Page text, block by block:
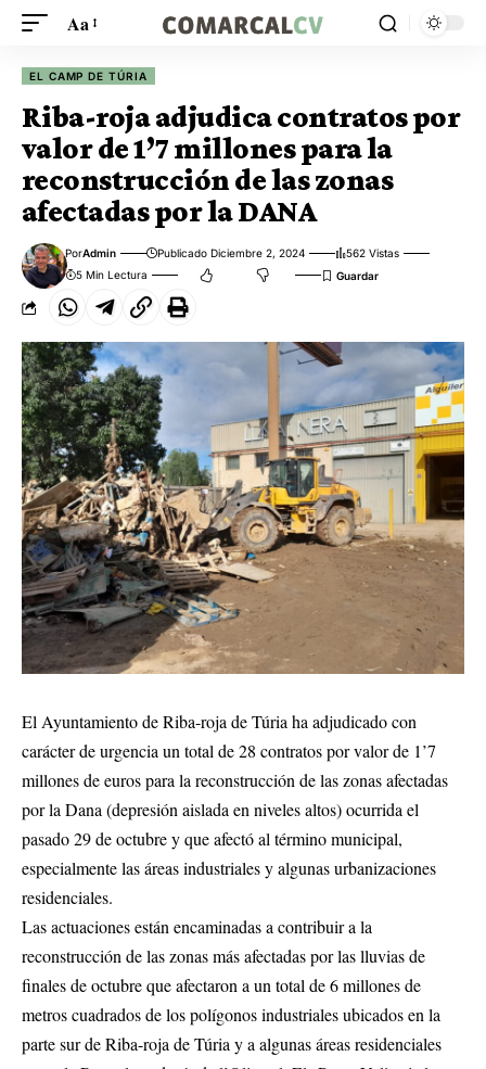
Aa
EL CAMP DE TÚRIA
Riba-roja adjudica contratos por
valor de 1’7 millones para la
reconstrucción de las zonas
afectadas por la DANA
PorAdmin Publicado Diciembre 2, 2024
562 Vistas
5 Min Lectura
El Ayuntamiento de Riba-roja de Túria ha adjudicado con
carácter de urgencia un total de 28 contratos por valor de 1’7
millones de euros para la reconstrucción de las zonas afectadas
por la Dana (depresión aislada en niveles altos) ocurrida el
pasado 29 de octubre y que afectó al término municipal,
especialmente las áreas industriales y algunas urbanizaciones
residenciales.
Las actuaciones están encaminadas a contribuir a la
reconstrucción de las zonas más afectadas por las lluvias de
finales de octubre que afectaron a un total de 6 millones de
metros cuadrados de los polígonos industriales ubicados en la
parte sur de Riba-roja de Túria y a algunas áreas residenciales